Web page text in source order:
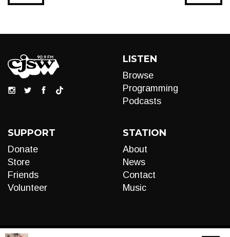
LISTEN
Browse
Programming
Podcasts
SUPPORT
Donate
Store
Friends
Volunteer
STATION
About
News
Contact
Music